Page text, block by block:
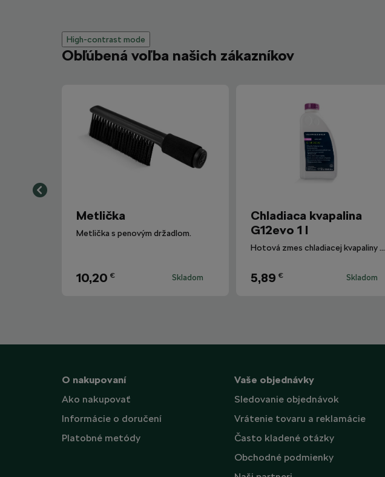
High-contrast mode
Obľúbená voľba našich zákazníkov
Metlička
Metlička s penovým držadlom.
10,20 € Skladom
Chladiaca kvapalina
G12evo 1 l
Hotová zmes chladiacej kvapaliny G12evo pre všetky vozidlá Škoda.
5,89 € Skladom
O nakupovaní
Ako nakupovať
Informácie o doručení
Platobné metódy
Vaše objednávky
Sledovanie objednávok
Vrátenie tovaru a reklamácie
Často kladené otázky
Obchodné podmienky